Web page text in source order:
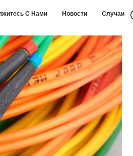
С Нами Новости Случаи